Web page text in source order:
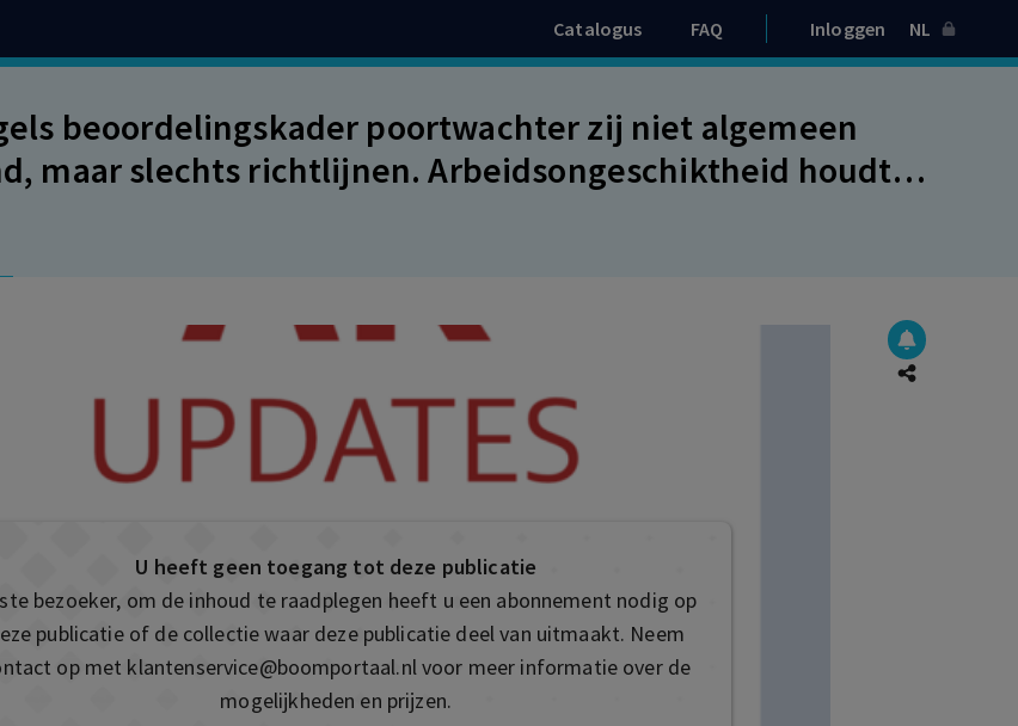
Catalogus FAQ Inloggen NL
beoordelingskader poortwachter zij niet algemeen
maar slechts richtlijnen. Arbeidsongeschiktheid houdt
niet kennelijk onredelijk is.
U heeft geen toegang tot deze publicatie
bezoeker, om de inhoud te raadplegen heeft u een abonnement nodig op
publicatie of de collectie waar deze publicatie deel van uitmaakt. Neem
op met klantenservice@boomportaal.nlvoor meer informatie over de
mogelijkheden en prijzen.